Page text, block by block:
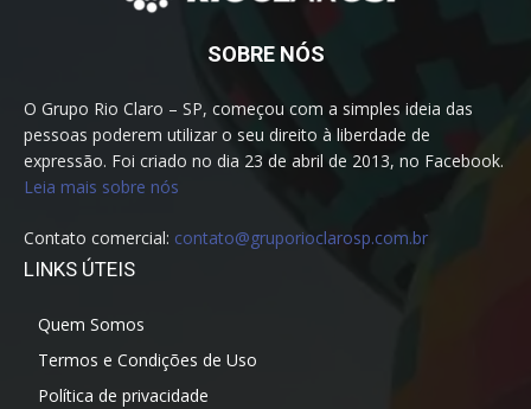
SOBRE NÓS
O Grupo Rio Claro – SP, começou com a simples ideia das
pessoas poderem utilizar o seu direito à liberdade de
expressão. Foi criado no dia 23 de abril de 2013, no Facebook.
Leia mais sobre nós
Contato comercial: contato@gruporioclarosp.com.br
LINKS ÚTEIS
Quem Somos
Termos e Condições de Uso
Política de privacidade